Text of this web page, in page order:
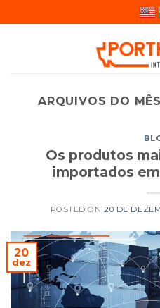
to
ARQUIVOS DO
Os produtos
importados
POSTED ON20 DE
20
dez